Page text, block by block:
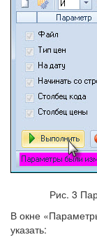
Рис. 3
В окне
указать: